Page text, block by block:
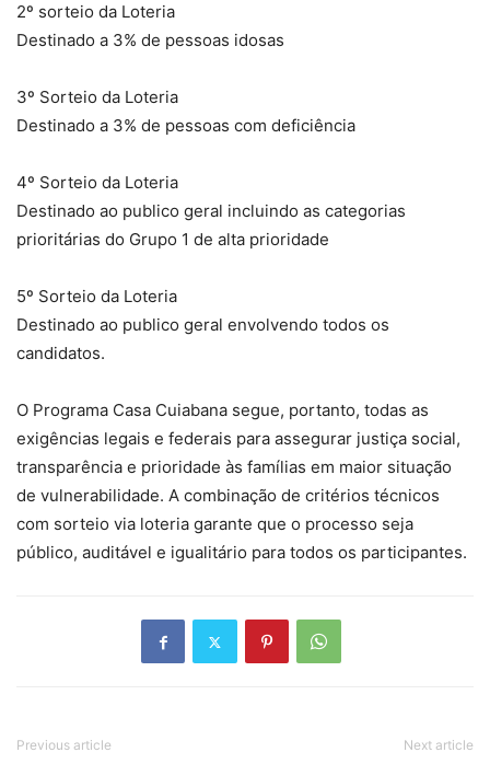
2º sorteio da Loteria
Destinado a 3% de pessoas idosas
3º Sorteio da Loteria
Destinado a 3% de pessoas com deficiência
4º Sorteio da Loteria
Destinado ao publico geral incluindo as categorias
prioritárias do Grupo 1 de alta prioridade
5º Sorteio da Loteria
Destinado ao publico geral envolvendo todos os
candidatos.
O Programa Casa Cuiabana segue, portanto, todas as
exigências legais e federais para assegurar justiça social,
transparência e prioridade às famílias em maior situação
de vulnerabilidade. A combinação de critérios técnicos
com sorteio via loteria garante que o processo seja
público, auditável e igualitário para todos os participantes.
Previous article Next article